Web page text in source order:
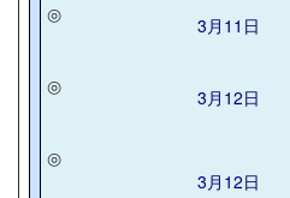
◎
3月11日
◎
3月12日
◎
3月12日